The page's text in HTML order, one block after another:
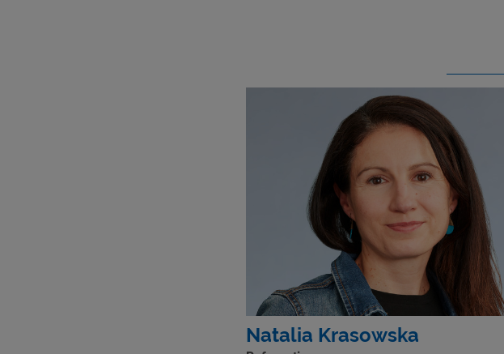
Natalia Krasowska